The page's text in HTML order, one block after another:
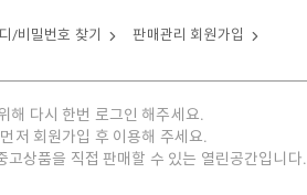
/비밀번호 찾기 판매관리 회원가입
해 다시 한번 로그인 해주세요.
저 회원가입 후 이용해 주세요.
고상품을 직접 판매할 수 있는 열린공간입니다.